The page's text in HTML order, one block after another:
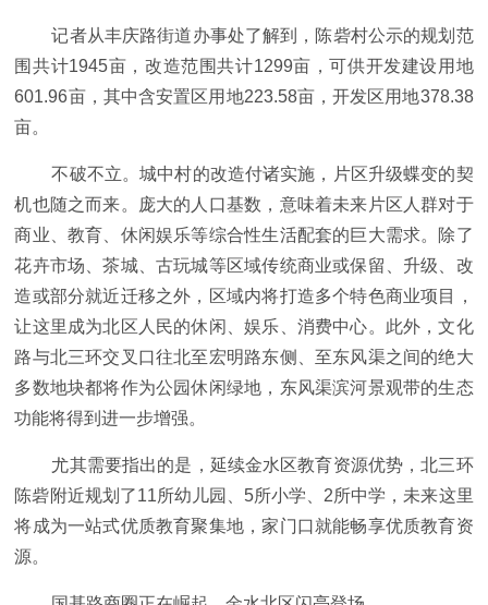
记者从丰庆路街道办事处了解到，陈砦村公示的规划范
围共计1945亩，改造范围共计1299亩，可供开发建设用地
601.96亩，其中含安置区用地223.58亩，开发区用地378.38
亩。
不破不立。城中村的改造付诸实施，片区升级蝶变的契
机也随之而来。庞大的人口基数，意味着未来片区人群对于
商业、教育、休闲娱乐等综合性生活配套的巨大需求。除了
花卉市场、茶城、古玩城等区域传统商业或保留、升级、改
造或部分就近迁移之外，区域内将打造多个特色商业项目，
让这里成为北区人民的休闲、娱乐、消费中心。此外，文化
路与北三环交叉口往北至宏明路东侧、至东风渠之间的绝大
多数地块都将作为公园休闲绿地，东风渠滨河景观带的生态
功能将得到进一步增强。
尤其需要指出的是，延续金水区教育资源优势，北三环
陈砦附近规划了11所幼儿园、5所小学、2所中学，未来这里
将成为一站式优质教育聚集地，家门口就能畅享优质教育资
源。